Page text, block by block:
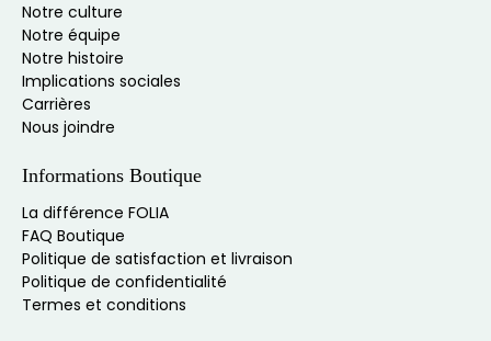
Notre culture
Notre équipe
Notre histoire
Implications sociales
Carrières
Nous joindre
Informations Boutique
La différence FOLIA
FAQ Boutique
Politique de satisfaction et livraison
Politique de confidentialité
Termes et conditions